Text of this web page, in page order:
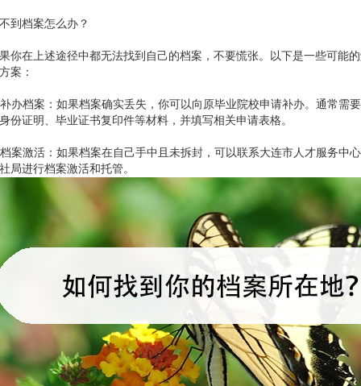
到档案怎么办？
你在上述途径中都无法找到自己的档案，不要慌张。以下是一些可能
案：
办档案：如果档案确实丢失，你可以向原毕业院校申请补办。通常需
份证明、毕业证书复印件等材料，并填写相关申请表格。
案激活：如果档案在自己手中且未拆封，可以联系大连市人才服务中
局进行档案激活和托管。